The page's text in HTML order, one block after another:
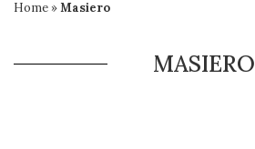
Home »Masiero
MASIERO